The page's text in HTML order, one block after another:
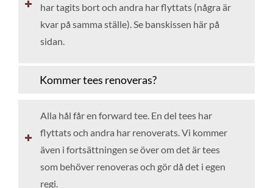
har tagits bort och andra har flyttats (några är
kvar på samma ställe). Se banskissen här på
sidan.
Kommer tees renoveras?
Alla hål får en forward tee. En del tees har
flyttats och andra har renoverats. Vi kommer
även i fortsättningen se över om det är tees
som behöver renoveras och gör då det i egen
regi.